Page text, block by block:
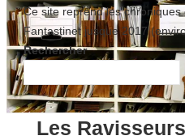
Ce site reprend les
Fantastinet jusque 2017
Rechercher
Les